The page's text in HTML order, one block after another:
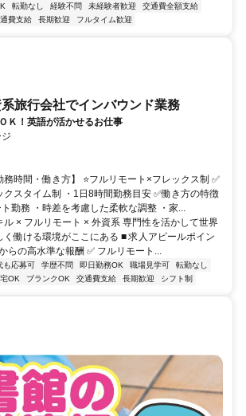
転勤なし 経験不問 未経験者歓迎
交通費全額支給
費支給 長期歓迎 フルタイム歓迎
旅行会社でインバウンド業務
Ｋ！英語が活かせるお仕事
時間・働き方】 ⭐フルリモート×フレックス制 ✅
クスタイム制 ・1日8時間勤務目安 ✅働き方の特徴
ト勤務 ・時差を考慮した柔軟な調整 ・家...
ル × フルリモート × 外資系 専門性を活かして世界
く働ける環境がここにある ■ 求人アピールポイン
らの高水準な報酬 ✅ フルリモート...
も応募可 学歴不問 即日勤務OK 職場見学可
転勤なし
OK ブランクOK 交通費支給 長期歓迎 シフト制